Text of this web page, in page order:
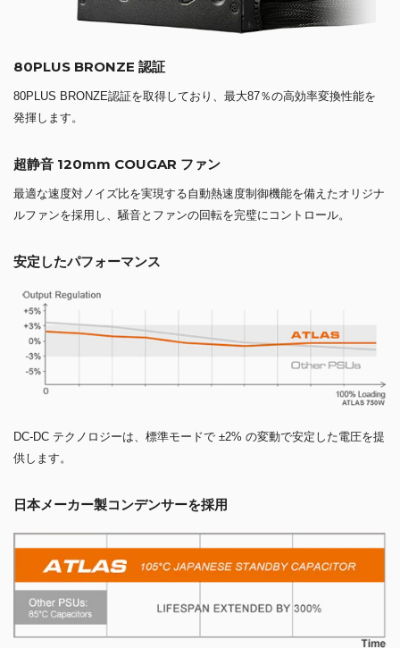
80PLUS BRONZE 認証
80PLUS BRONZE認証を取得しており、最大87％の高効率変換性能を
発揮します。
超静音 120mm COUGAR ファン
最適な速度対ノイズ比を実現する自動熱速度制御機能を備えたオリジナ
ルファンを採用し、騒音とファンの回転を完璧にコントロール。
安定したパフォーマンス
DC-DC テクノロジーは、標準モードで ±2% の変動で安定した電圧を提
供します。
日本メーカー製コンデンサーを採用